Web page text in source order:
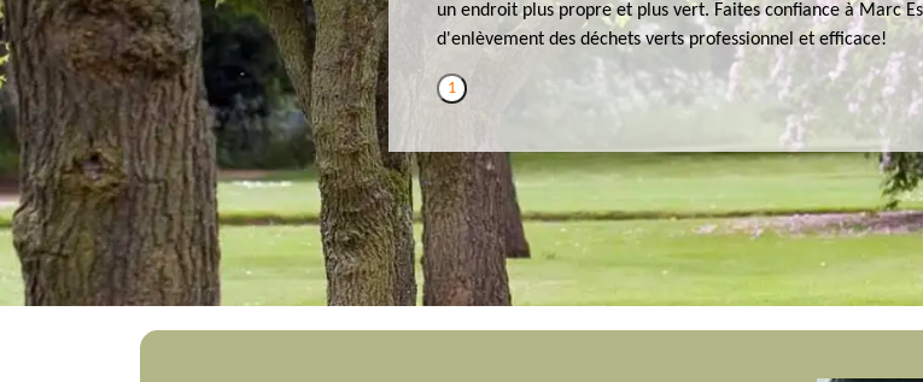
un endroit plus propre et plus vert. Faites confiance à Marc
d'enlèvement des déchets verts professionnel et efficace!
1